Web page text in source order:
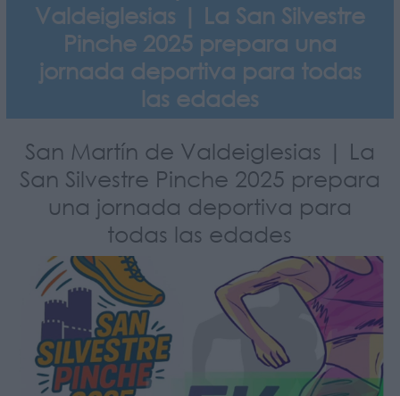
Valdeiglesias | La San Silvestre
Pinche 2025 prepara una
jornada deportiva para todas
las edades
San Martín de Valdeiglesias | La
San Silvestre Pinche 2025 prepara
una jornada deportiva para
todas las edades